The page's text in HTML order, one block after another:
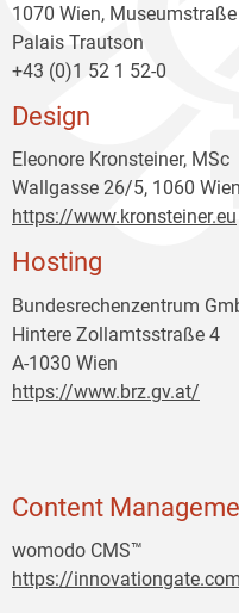
1070 Wien,
Palais Trautson
+43 (0)1 52 1 52-0
Design
Eleonore Kronsteiner, MSc
Wallgasse 26/5, 1060 Wien
https://www.kronsteiner.eu
Hosting
Bundesrechenzentrum
Hintere Zollamtsstraße 4
A-1030 Wien
https://www.brz.gv.at/
Content
womodo CMS™
https://